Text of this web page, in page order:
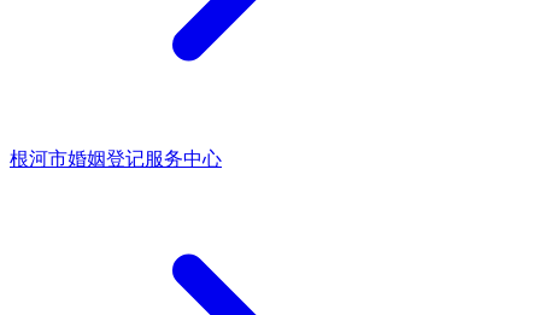
根河市婚姻登记服务中心